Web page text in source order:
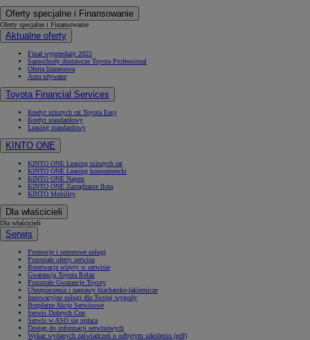
Oferty specjalne i Finansowanie
Oferty specjalne i Finansowanie
Aktualne oferty
Finał wyprzedaży 2025
Samochody dostawcze Toyota Professional
Oferta biznesowa
Auta używane
Toyota Financial Services
Kredyt niższych rat Toyota Easy
Kredyt standardowy
Leasing standardowy
KINTO ONE
KINTO ONE Leasing niższych rat
KINTO ONE Leasing konsumencki
KINTO ONE Najem
KINTO ONE Zarządzanie flotą
KINTO Mobility
Dla właścicieli
Dla właścicieli
Serwis
Promocje i sezonowe usługi
Pozostałe oferty serwisu
Rezerwacja wizyty w serwisie
Gwarancja Toyota Relax
Pozostałe Gwarancje Toyoty
Ubezpieczenia i naprawy blacharsko-lakiernicze
Innowacyjne usługi dla Twojej wygody
Bezpłatne Akcje Serwisowe
Serwis Dobrych Cen
Serwis w ASO się opłaca
Dostęp do informacji serwisowych
Wykaz wydanych zaświadczeń o odbytym szkoleniu (pdf)